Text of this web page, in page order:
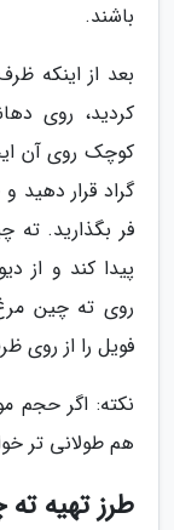
باشند.
بعد از اینکه
کردید، روی
فر بگذارید.
پیدا کند و از
فویل را از روی
نکته: اگر حجم
هم طولانی تر
طرز تهیه